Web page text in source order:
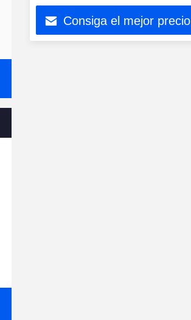
Consiga el mejor precio